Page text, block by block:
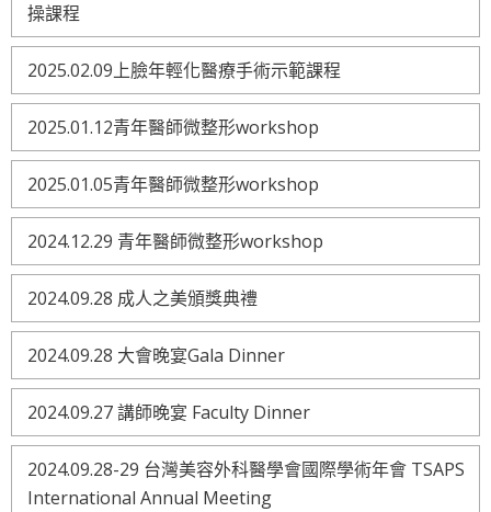
操課程
2025.02.09上臉年輕化醫療手術示範課程
2025.01.12青年醫師微整形workshop
2025.01.05青年醫師微整形workshop
2024.12.29 青年醫師微整形workshop
2024.09.28 成人之美頒獎典禮
2024.09.28 大會晚宴Gala Dinner
2024.09.27 講師晚宴 Faculty Dinner
2024.09.28-29 台灣美容外科醫學會國際學術年會 TSAPS
International Annual Meeting